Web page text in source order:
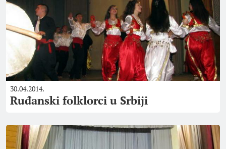
30.04.2014.
Ruđanski folklorci u Srbiji